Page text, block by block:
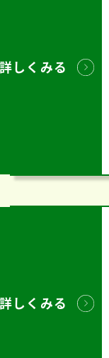
詳しくみる
詳しくみる